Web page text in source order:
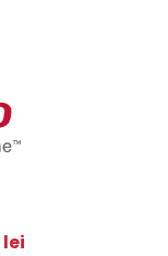
lei